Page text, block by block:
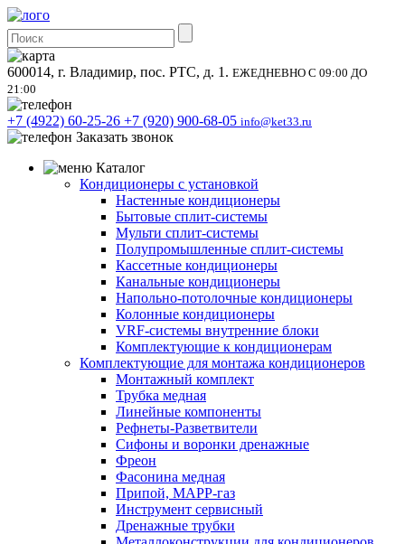
600014, г. Владимир, пос. РТС, д. 1. ЕЖЕДНЕВНО С 09:00 ДО
21:00
+7 (4922) 60-25-26 +7 (920) 900-68-05 info@ket33.ru
Заказать звонок
Каталог
Кондиционеры с установкой
Настенные кондиционеры
Бытовые сплит-системы
Мульти сплит-системы
Полупромышленные сплит-системы
Кассетные кондиционеры
Канальные кондиционеры
Напольно-потолочные кондиционеры
Колонные кондиционеры
VRF-системы внутренние блоки
Комплектующие к кондиционерам
Комплектующие для монтажа кондиционеров
Монтажный комплект
Трубка медная
Линейные компоненты
Рефнеты-Разветвители
Сифоны и воронки дренажные
Фреон
Фасонина медная
Припой, МАРР-газ
Инструмент сервисный
Дренажные трубки